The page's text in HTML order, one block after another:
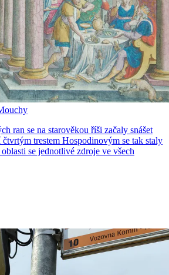
ran se na starověkou říši začaly snášet
trestem Hospodinovým se tak staly
se jednotlivé zdroje ve všech